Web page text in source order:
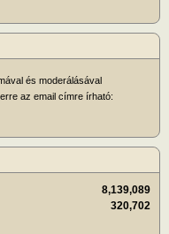
és moderálásával
az email címre írható:
8,139,089
320,702